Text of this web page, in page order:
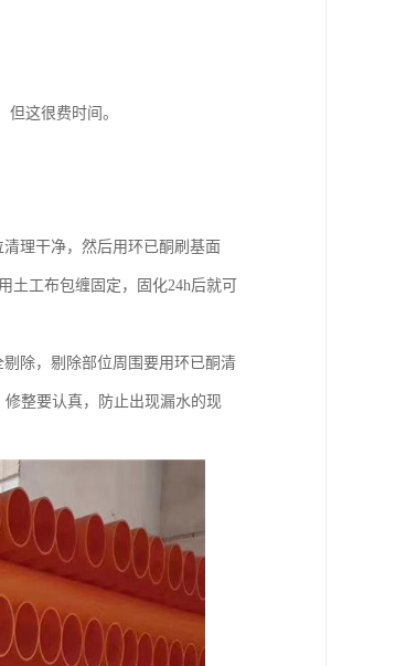
这很费时间。
理干净，然后用环已酮刷基面
工布包缠固定，固化24h后就可
除，剔除部位周围要用环已酮清
整要认真，防止出现漏水的现